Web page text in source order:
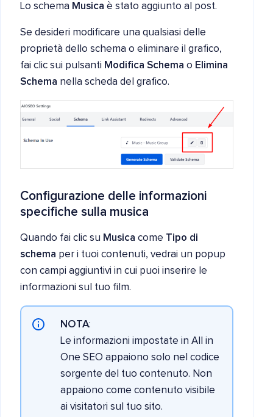
Lo schema Musica è stato aggiunto al post.
Se desideri modificare una qualsiasi delle
proprietà dello schema o eliminare il grafico,
fai clic sui pulsanti Modifica Schema o Elimina
Schema nella scheda del grafico.
Configurazione delle informazioni
specifiche sulla musica
Quando fai clic su Musica come Tipo di
schema per i tuoi contenuti, vedrai un popup
con campi aggiuntivi in cui puoi inserire le
informazioni sul tuo film.
NOTA:
Le informazioni impostate in All in
One SEO appaiono solo nel codice
sorgente del tuo contenuto. Non
appaiono come contenuto visibile
ai visitatori sul tuo sito.